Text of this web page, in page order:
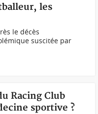
les
le décès
suscitée par
Racing Club
sportive ?